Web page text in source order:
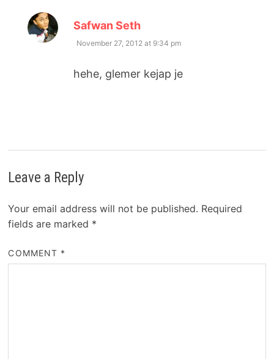
Safwan Seth
November 27, 2012 at 9:34 pm
hehe, glemer kejap je
Leave a Reply
Your email address will not be published. Required
fields are marked *
COMMENT *